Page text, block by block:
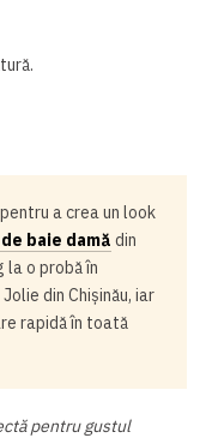
a crea un look
baie damă din
o probă în
din Chișinău, iar
rapidă în toată
pentru gustul